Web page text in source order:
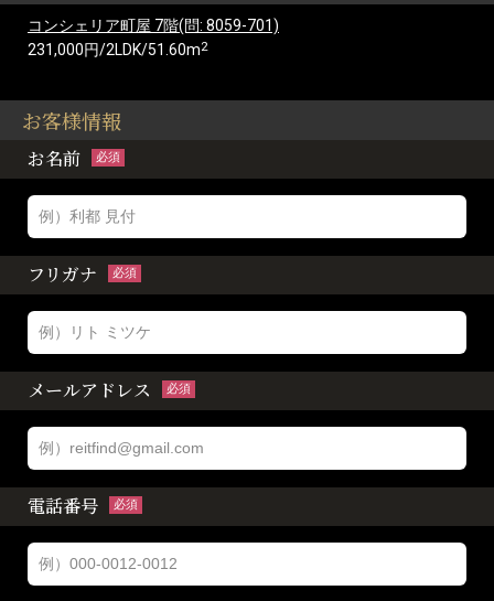
コンシェリア町屋 7階(問: 8059-701)
231,000円/2LDK/51.60m2
お客様情報
お名前 必須
フリガナ 必須
メールアドレス 必須
電話番号 必須